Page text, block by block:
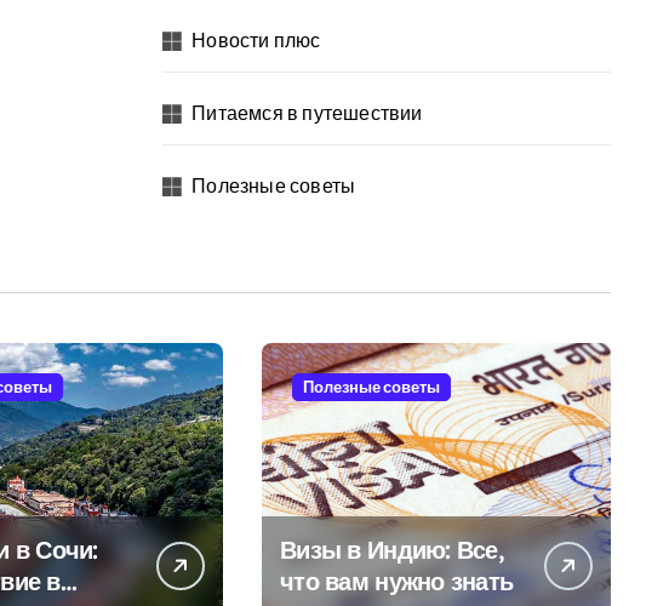
Новости плюс
Питаемся в путешествии
Полезные советы
в Сочи:
в
Полезные советы
Визы в Индию: Все,
что вам нужно знать